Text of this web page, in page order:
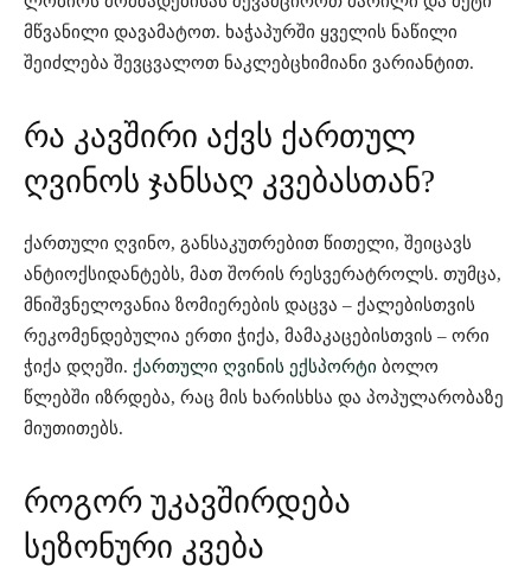
მწვანილი დავამატოთ. ხაჭაპურში ყველის ნაწილი
შეიძლება შევცვალოთ ნაკლებცხიმიანი ვარიანტით.
რა კავშირი აქვს ქართულ
ღვინოს ჯანსაღ კვებასთან?
ქართული ღვინო, განსაკუთრებით წითელი, შეიცავს
ანტიოქსიდანტებს, მათ შორის რესვერატროლს. თუმცა,
მნიშვნელოვანია ზომიერების დაცვა – ქალებისთვის
რეკომენდებულია ერთი ჭიქა, მამაკაცებისთვის – ორი
ჭიქა დღეში. ქართული ღვინის ექსპორტი ბოლო
წლებში იზრდება, რაც მის ხარისხსა და პოპულარობაზე
მიუთითებს.
როგორ უკავშირდება
სეზონური კვება